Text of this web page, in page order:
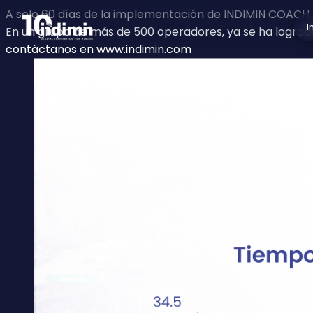
A solo 60 días de la implementación de INDIMIN
En un grupo de más de 500 operadores, ya se ha
contáctanos enwww.indimin.com